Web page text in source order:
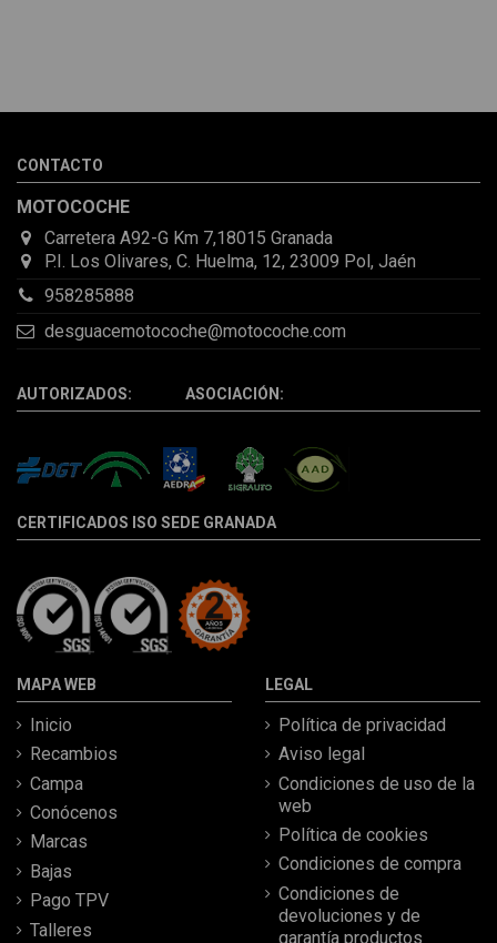
la pieza llegó correcta y bien embalada, además de llegarme 2
CONTACTO
MOTOCOCHE
Carretera A92-G Km 7,18015 Granada
P.I. Los Olivares, C. Huelma, 12, 23009 Pol, Jaén
958285888
desguacemotocoche@motocoche.com
AUTORIZADOS: ASOCIACIÓN:
CERTIFICADOS ISO SEDE GRANADA
MAPA WEB
Inicio
Recambios
Campa
Conócenos
Marcas
Bajas
Pago TPV
Talleres
LEGAL
Política de privacidad
Aviso legal
Condiciones de uso de la
web
Política de cookies
Condiciones de compra
Condiciones de
devoluciones y de
garantía productos